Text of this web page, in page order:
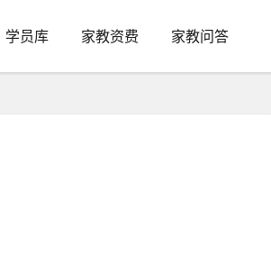
学员库 家教资费 家教问答